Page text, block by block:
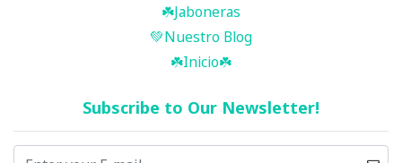
☘️Jaboneras
💚Nuestro Blog
☘️ Inicio ☘️
Subscribe to Our Newsletter!